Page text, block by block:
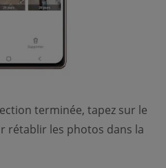
terminée, tapez sur le
rétablir les photos dans la